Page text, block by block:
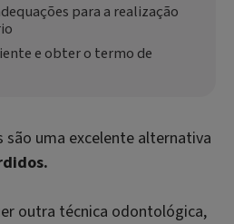
para a realização
e obter o termo de
uma excelente alternativa
outra técnica odontológica,